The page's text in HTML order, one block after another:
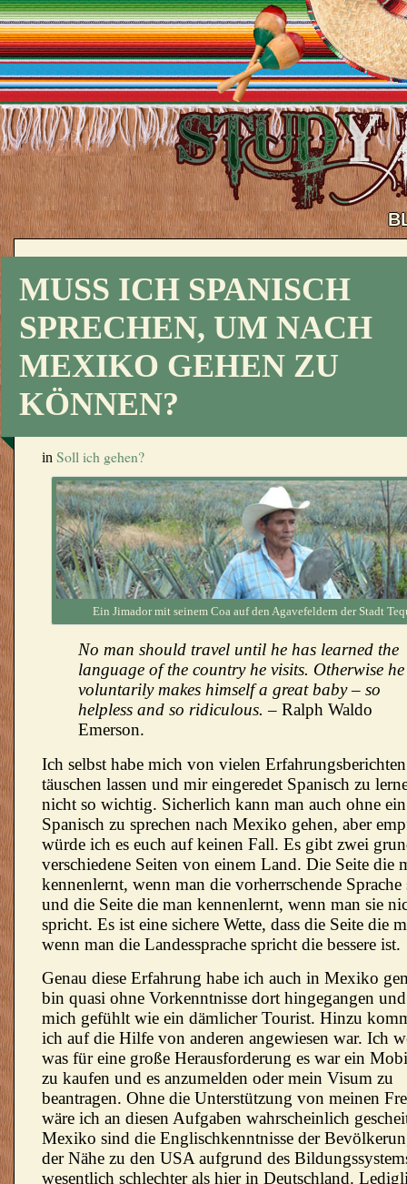
MUSS ICH SPANISCH
SPRECHEN, UM NACH
MEXIKO GEHEN ZU
KÖNNEN?
in Soll ich gehen?
Ein Jimador mit seinem Coa auf den Agavefeldern der Stadt
No man should travel until he has learned the
language of the country he visits. Otherwise he
voluntarily makes himself a great baby – so
helpless and so ridiculous. – Ralph Waldo
Emerson.
Ich selbst habe mich von vielen
täuschen lassen und mir eingeredet Spanisch zu
nicht so wichtig. Sicherlich kann man auch ohne
Spanisch zu sprechen nach Mexiko gehen, aber
würde ich es euch auf keinen Fall. Es gibt zwei
verschiedene Seiten von einem Land. Die Seite die
kennenlernt, wenn man die vorherrschende Sprache
und die Seite die man kennenlernt, wenn man sie
spricht. Es ist eine sichere Wette, dass die Seite die
wenn man die Landessprache spricht die bessere ist.
Genau diese Erfahrung habe ich auch in Mexiko
bin quasi ohne Vorkenntnisse dort hingegangen
mich gefühlt wie ein dämlicher Tourist. Hinzu
ich auf die Hilfe von anderen angewiesen war. Ich
was für eine große Herausforderung es war ein
zu kaufen und es anzumelden oder mein Visum zu
beantragen. Ohne die Unterstützung von meinen
wäre ich an diesen Aufgaben wahrscheinlich
Mexiko sind die Englischkenntnisse der
der Nähe zu den USA aufgrund des
wesentlich schlechter als hier in Deutschland.